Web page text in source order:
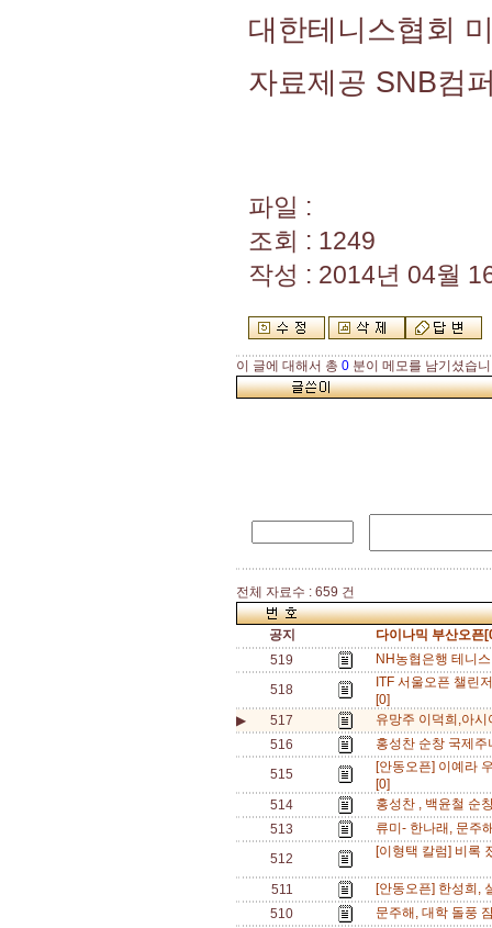
대한테니스협회
자료제공 SNB컴
파일 :
조회 : 1249
작성 : 2014년 04월
이 글에 대해서 총 0 분이 메모를 남기셨습
전체 자료수 : 659 건
공지
다이나믹 부산오픈
519
NH농협은행 테니
518
ITF 서울오픈 챌린
[0]
▶
517
유망주 이덕희,아
516
홍성찬 순창 국제
515
[안동오픈] 이예라
[0]
514
홍성찬 , 백윤철 순
513
류미- 한나래, 문주
512
[이형택 칼럼] 비록
511
[안동오픈] 한성희,
510
문주해, 대학 돌풍